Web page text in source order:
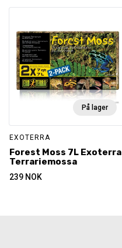
På lager
EXOTERRA
Forest Moss 7L Exoterra
Terrariemossa
239 NOK